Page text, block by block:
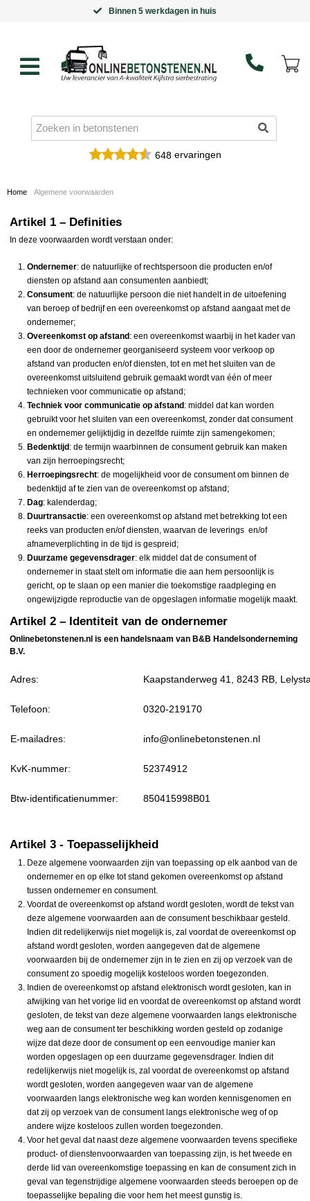
Binnen 5 werkdagen in huis
648ervaringen
Home Algemene voorwaarden
Artikel 1 – Definities
In deze voorwaarden wordt verstaan onder:
Ondernemer: de natuurlijke of rechtspersoon die producten en/of
diensten op afstand aan consumenten aanbiedt;
Consument: de natuurlijke persoon die niet handelt in de uitoefening
van beroep of bedrijf en een overeenkomst op afstand aangaat met de
ondernemer;
Overeenkomst op afstand : een overeenkomst waarbij in het kader van
een door de ondernemer georganiseerd systeem voor verkoop op
afstand van producten en/of diensten, tot en met het sluiten van de
overeenkomst uitsluitend gebruik gemaakt wordt van één of meer
technieken voor communicatie op afstand;
Techniek voor communicatie op afstand : middel dat kan worden
gebruikt voor het sluiten van een overeenkomst, zonder dat consument
en ondernemer gelijktijdig in dezelfde ruimte zijn samengekomen;
Bedenktijd : de termijn waarbinnen de consument gebruik kan maken
van zijn herroepingsrecht;
Herroepingsrecht: de mogelijkheid voor de consument om binnen de
bedenktijd af te zien van de overeenkomst op afstand;
Dag: kalenderdag;
Duurtransactie: een overeenkomst op afstand met betrekking tot een
reeks van producten en/of diensten, waarvan de leverings en/of
afnameverplichting in de tijd is gespreid;
Duurzame gegevensdrager: elk middel dat de consument of
ondernemer in staat stelt om informatie die aan hem persoonlijk is
gericht, op te slaan op een manier die toekomstige raadpleging en
ongewijzigde reproductie van de opgeslagen informatie mogelijk maakt.
Artikel 2 – Identiteit van de ondernemer
Onlinebetonstenen.nl is een handelsnaam van B&B Handelsonderneming
B.V.
Adres: Kaapstanderweg 41, 8243 RB,
Telefoon: 0320-219170
E-mailadres: info@onlinebetonstenen.nl
KvK-nummer: 52374912
Btw-identificatienummer: 850415998B01
Artikel 3 - Toepasselijkheid
Deze algemene voorwaarden zijn van toepassing op elk aanbod van de
ondernemer en op elke tot stand gekomen overeenkomst op afstand
tussen ondernemer en consument.
Voordat de overeenkomst op afstand wordt gesloten, wordt de tekst van
deze algemene voorwaarden aan de consument beschikbaar gesteld.
Indien dit redelijkerwijs niet mogelijk is, zal voordat de overeenkomst op
afstand wordt gesloten, worden aangegeven dat de algemene
voorwaarden bij de ondernemer zijn in te zien en zij op verzoek van de
consument zo spoedig mogelijk kosteloos worden toegezonden.
Indien de overeenkomst op afstand elektronisch wordt gesloten, kan in
afwijking van het vorige lid en voordat de overeenkomst op afstand wordt
gesloten, de tekst van deze algemene voorwaarden langs elektronische
weg aan de consument ter beschikking worden gesteld op zodanige
wijze dat deze door de consument op een eenvoudige manier kan
worden opgeslagen op een duurzame gegevensdrager. Indien dit
redelijkerwijs niet mogelijk is, zal voordat de overeenkomst op afstand
wordt gesloten, worden aangegeven waar van de algemene
voorwaarden langs elektronische weg kan worden kennisgenomen en
dat zij op verzoek van de consument langs elektronische weg of op
andere wijze kosteloos zullen worden toegezonden.
Voor het geval dat naast deze algemene voorwaarden tevens specifieke
product- of dienstenvoorwaarden van toepassing zijn, is het tweede en
derde lid van overeenkomstige toepassing en kan de consument zich in
geval van tegenstrijdige algemene voorwaarden steeds beroepen op de
toepasselijke bepaling die voor hem het meest gunstig is.